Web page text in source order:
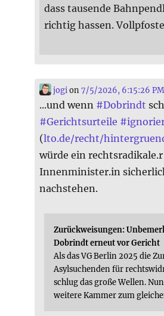
dass tausende
richtig hassen.
jogion7/5/2026, 6:15:26 PM
...und wenn #Dobrindt
#Gerichtsurteile #
(lto.de/recht/
würde ein rechtsradikale.r
Innenminister.in
nachstehen.
Zurückweisungen:
Dobrindt erneut vor Gericht
Als das VG Berlin 2025 die
Asylsuchenden für
schlug das große Wellen.
weitere Kammer zum